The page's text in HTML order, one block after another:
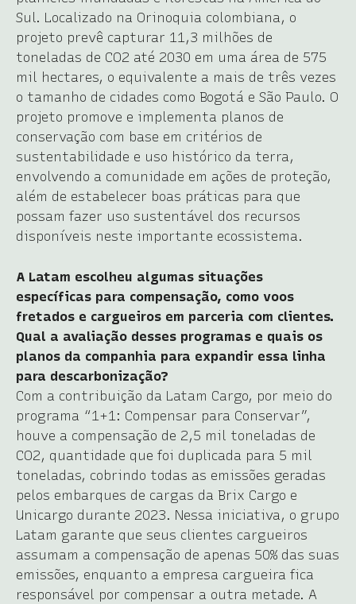
Sul. Localizado na Orinoquia colombiana, o
projeto prevê capturar 11,3 milhões de
toneladas de CO2 até 2030 em uma área de 575
mil hectares, o equivalente a mais de três vezes
o tamanho de cidades como Bogotá e São Paulo. O
projeto promove e implementa planos de
conservação com base em critérios de
sustentabilidade e uso histórico da terra,
envolvendo a comunidade em ações de proteção,
além de estabelecer boas práticas para que
possam fazer uso sustentável dos recursos
disponíveis neste importante ecossistema.
A Latam escolheu algumas situações
específicas para compensação, como voos
fretados e cargueiros em parceria com clientes.
Qual a avaliação desses programas e quais os
planos da companhia para expandir essa linha
para descarbonização?
Com a contribuição da Latam Cargo, por meio do
programa “1+1: Compensar para Conservar”,
houve a compensação de 2,5 mil toneladas de
CO2, quantidade que foi duplicada para 5 mil
toneladas, cobrindo todas as emissões geradas
pelos embarques de cargas da Brix Cargo e
Unicargo durante 2023. Nessa iniciativa, o grupo
Latam garante que seus clientes cargueiros
assumam a compensação de apenas 50% das suas
emissões, enquanto a empresa cargueira fica
responsável por compensar a outra metade. A